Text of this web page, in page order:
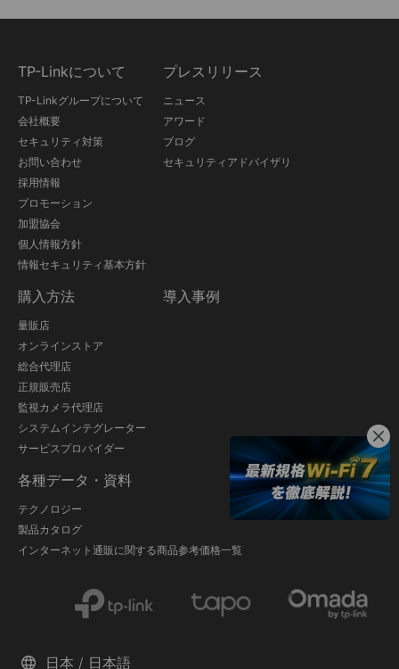
TP-Linkについて
TP-Linkグループについて
会社概要
セキュリティ対策
お問い合わせ
採用情報
プロモーション
加盟協会
個人情報方針
情報セキュリティ基本方針
プレスリリース
ニュース
アワード
ブログ
セキュリティアドバイザリ
購入方法
量販店
オンラインストア
総合代理店
正規販売店
監視カメラ代理店
システムインテグレーター
サービスプロバイダー
導入事例
各種データ・資料
テクノロジー
製品カタログ
インターネット通販に関する商品参考価格一覧
日本 / 日本語